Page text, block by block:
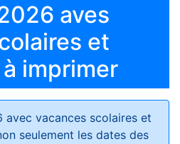
aves
et
imprimer
avec vacances scolaires et
seulement les dates des